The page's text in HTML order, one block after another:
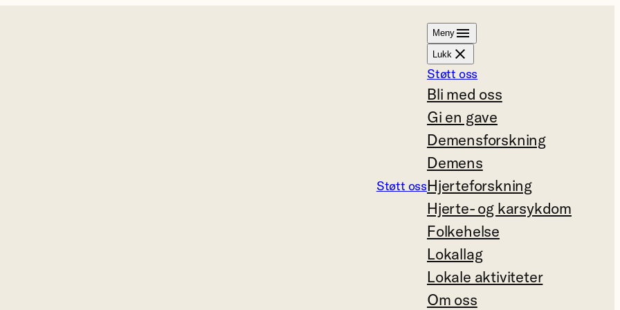
Støtt oss
Meny
Lukk
Støtt oss
Bli med oss
Gi en gave
Demensforskning
Demens
Hjerteforskning
Hjerte- og karsykdom
Folkehelse
Lokallag
Lokale aktiviteter
Om oss